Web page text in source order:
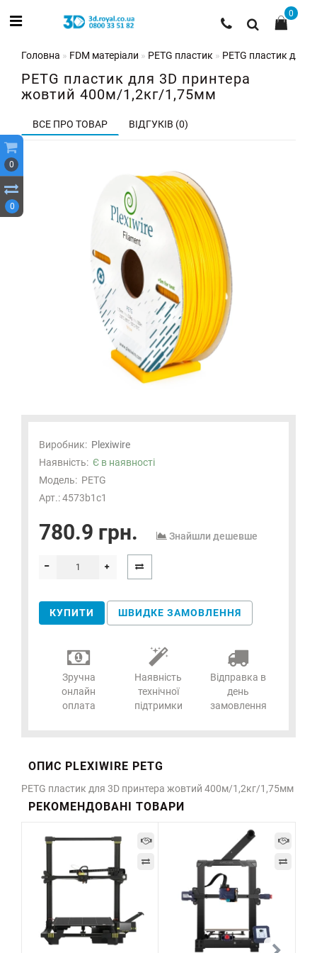
0
0
0
Головна FDM матеріали PETG пластик PETG пластик для
PETG пластик для 3D принтера
жовтий 400м/1,2кг/1,75мм
ВСЕ ПРО ТОВАР ВІДГУКІВ (0)
Виробник: Plexiwire
Наявність: Є в наявності
Модель: PETG
Арт.: 4573b1c1
780.9 грн. Знайшли дешевше
КУПИТИ ШВИДКЕ ЗАМОВЛЕННЯ
Зручна
онлайн
оплата
Наявність
технічної
підтримки
Відправка в
день
замовлення
ОПИС PLEXIWIRE PETG
PETG пластик для 3D принтера жовтий 400м/1,2кг/1,75мм
РЕКОМЕНДОВАНІ ТОВАРИ